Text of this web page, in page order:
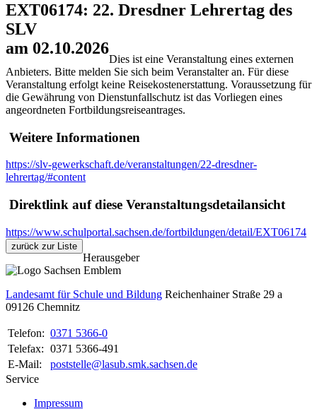
EXT06174: 22. Dresdner Lehrertag des
SLV
am 02.10.2026
Dies ist eine Veranstaltung eines externen
Anbieters. Bitte melden Sie sich beim Veranstalter an. Für diese
Veranstaltung erfolgt keine Reisekostenerstattung. Voraussetzung für
die Gewährung von Dienstunfallschutz ist das Vorliegen eines
angeordneten Fortbildungsreiseantrages.
Weitere Informationen
https://slv-gewerkschaft.de/veranstaltungen/22-dresdner-
lehrertag/#content
Direktlink auf diese Veranstaltungsdetailansicht
https://www.schulportal.sachsen.de/fortbildungen/detail/EXT06174
zurück zur Liste
Herausgeber
Landesamt für Schule und Bildung Reichenhainer Straße 29 a
09126 Chemnitz
Telefon: 0371 5366-0
Telefax: 0371 5366-491
E-Mail:
poststelle@lasub.smk.sachsen.de
Service
Impressum